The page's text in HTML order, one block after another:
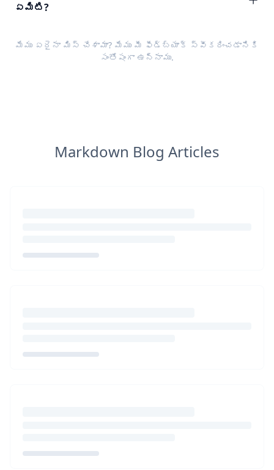
ఏమిటి?
మేము ఏదైనా మిస్ చేశామా? మేము మీ ఫీడ్‌బ్యాక్ స్వీకరించడానికి
సంతోషంగా ఉన్నాము.
Markdown Blog Articles